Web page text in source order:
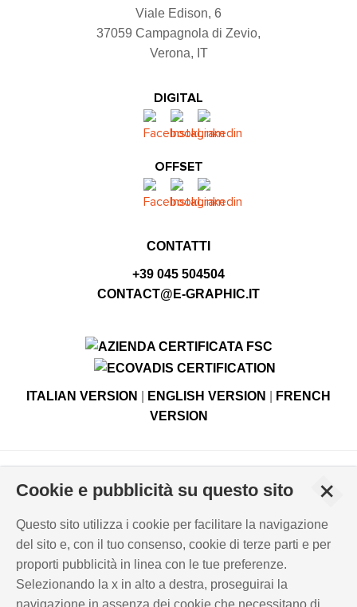
Viale Edison, 6
37059 Campagnola di Zevio,
Verona, IT
DIGITAL
OFFSET
CONTATTI
+39 045 504504
CONTACT@E-GRAPHIC.IT
ITALIAN VERSION ENGLISH VERSION
FRENCH
VERSION
Viale Edison, 6 - 37059 Campagnola di Zevio (VR), Italy -
Registro Imprese di Verona N. - C.F. – P.IVA 03744120233 -
Capitale sociale versato € 500.000,00
PRIVACY POLICY-INFORMATIVA COOKIES
CERTIFICAZIONI ISO
WHISTLEBLOWING-POLICY REQUISITI DIRITTI LAVORO
Cookie e pubblicità su questo sito
Questo sito utilizza i cookie per facilitare la navigazione
del sito e, con il tuo consenso, cookie di terze parti e per
proporti pubblicità in linea con le tue preferenze.
Selezionando la x in alto a destra, proseguirai la
navigazione in assenza dei cookie che necessitano di
+